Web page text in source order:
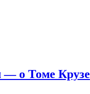
— о Томе Крузе